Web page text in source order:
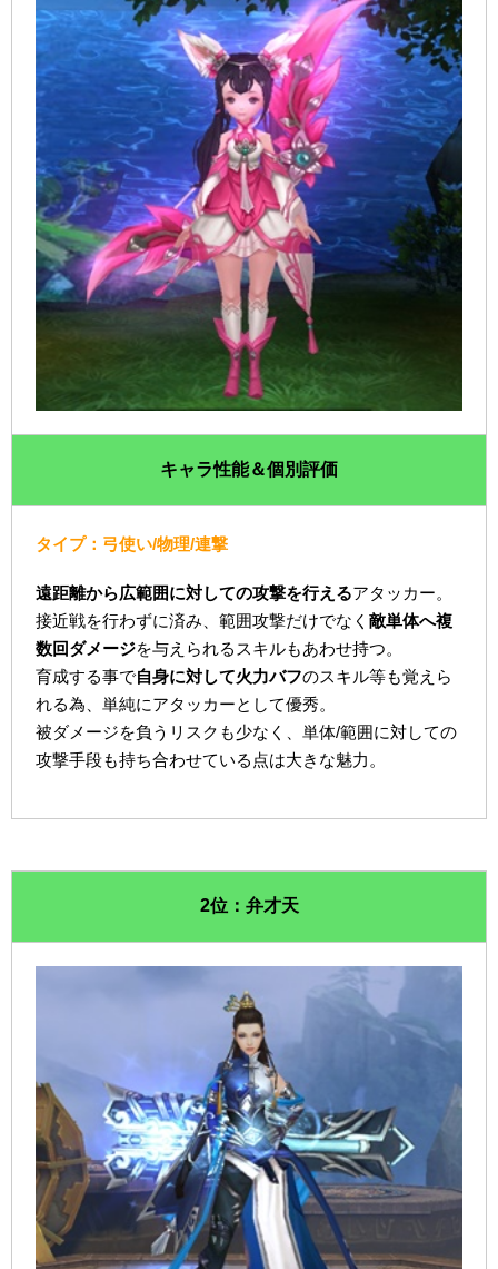
キャラ性能＆個別評価
タイプ：弓使い/物理/連撃
遠距離から広範囲に対しての攻撃を行えるアタッカー。
接近戦を行わずに済み、範囲攻撃だけでなく敵単体へ複
数回ダメージを与えられるスキルもあわせ持つ。
育成する事で自身に対して火力バフのスキル等も覚えら
れる為、単純にアタッカーとして優秀。
被ダメージを負うリスクも少なく、単体/範囲に対しての
攻撃手段も持ち合わせている点は大きな魅力。
2位：弁才天